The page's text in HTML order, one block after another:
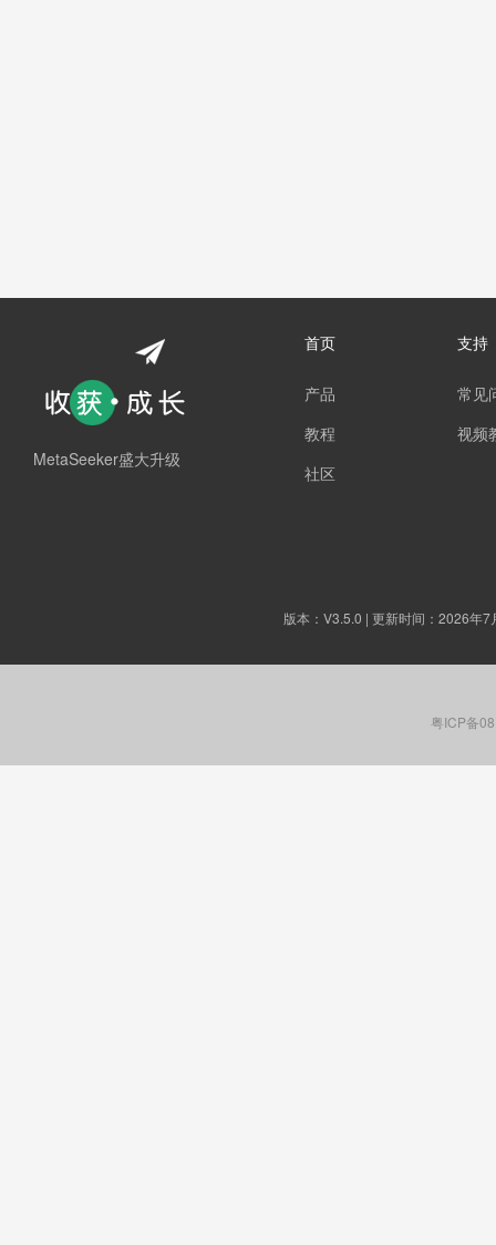
MetaSeeker盛大升级
首页
产品
教程
社区
支持
常见
视频
版本： V3.5.0 | 更新时间：2026年
粤ICP备